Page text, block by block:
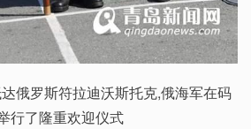
俄罗斯符拉迪沃斯托克,俄海军在码
行了隆重欢迎仪式